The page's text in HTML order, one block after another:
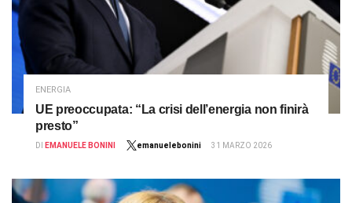
ENERGIA
UE preoccupata: “La crisi dell’energia non finirà
presto”
DI EMANUELE BONINI emanuelebonini 31 MARZO 2026